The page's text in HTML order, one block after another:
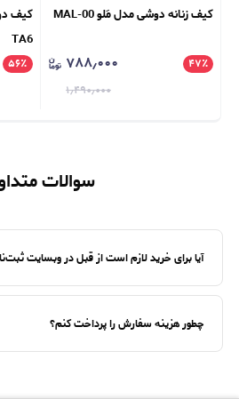
کیف زنانه دوشی مدل مَلو MAL-00
۴۷٪ ۷۸۸٫۰۰۰
۱٫۴۹۰٫۰۰۰
کیف
TA6
۵۶٪
سوالات
آیا برای خرید لازم است از قبل در وبسایت
چطور هزینه سفارش را پرداخت کنم؟